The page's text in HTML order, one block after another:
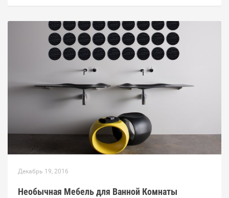
Декабрь 19, 2016
Необычная Мебель для Ванной Комнаты